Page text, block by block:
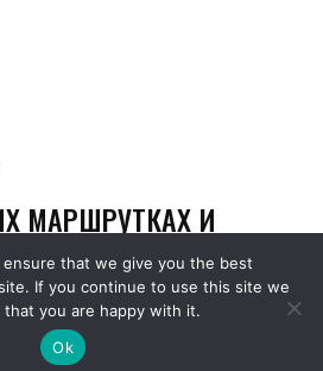
ensure that we give you the best
If you continue to use this site we
that you are happy with it.
Ok